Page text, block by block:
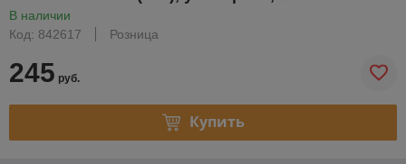
В наличии
Код: 842617
Розница
245 руб.
Купить